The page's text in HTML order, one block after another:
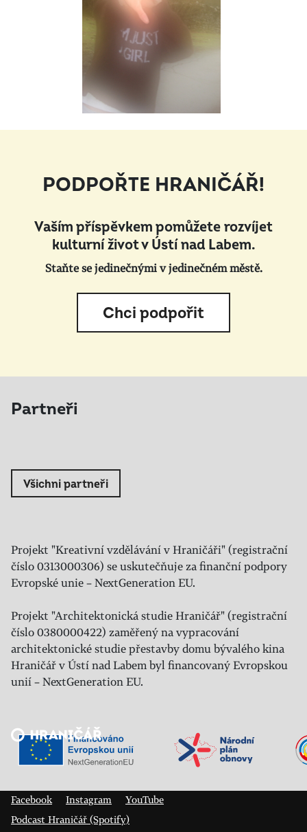
PODPOŘTE HRANIČÁŘ!
Vaším příspěvkem pomůžete rozvíjet
kulturní život v Ústí nad Labem.
Staňte se jedinečnými v jedinečném městě.
Chci podpořit
Partneři
Všichni partneři
Projekt "Kreativní vzdělávání v Hraničáři" (registrační
číslo 0313000306) se uskutečňuje za finanční podpory
Evropské unie – NextGeneration EU.
Projekt "Architektonická studie Hraničář" (registrační
číslo 0380000422) zaměřený na vypracování
architektonické studie přestavby domu bývalého kina
Hraničář v Ústí nad Labem byl financovaný Evropskou
unií – NextGeneration EU.
Veřejný sál Hraničář, spolek
Facebook
Instagram
YouTube
Podcast Hraničář (Spotify)